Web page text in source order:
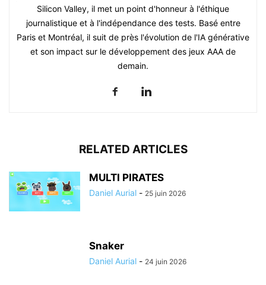
Silicon Valley, il met un point d'honneur à l'éthique
journalistique et à l'indépendance des tests. Basé entre
Paris et Montréal, il suit de près l'évolution de l'IA générative
et son impact sur le développement des jeux AAA de
demain.
RELATED ARTICLES
MULTI PIRATES
Daniel Aurial - 25 juin 2026
Snaker
Daniel Aurial - 24 juin 2026